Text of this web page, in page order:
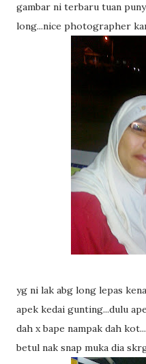
gambar ni terbaru tuan
long...nice photographer
yg ni lak abg long lepas
apek kedai gunting...dulu
dah x bape nampak dah
betul nak snap muka dia